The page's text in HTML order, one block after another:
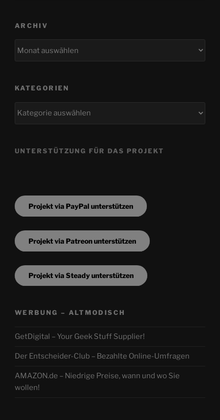
ARCHIV
KATEGORIEN
UNTERSTÜTZUNG FÜR DAS PROJEKT
Projekt via PayPal unterstützen
Projekt via Patreon unterstützen
Projekt via Steady unterstützen
WERBUNG – ALTMODISCH
GetDigital – Your Geek Stuff Supplier!
Der Entscheider-Club – Bezahlte Online-Umfragen
AMAZON.de – Niedrige Preise, wann und wo Sie
wollen!